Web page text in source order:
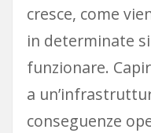
cresce, come
in determinate
funzionare.
a
conseguenze